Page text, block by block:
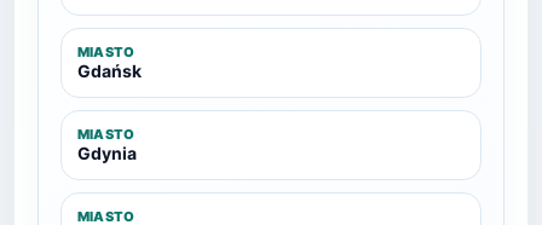
MIASTO
Gdańsk
MIASTO
Gdynia
MIASTO